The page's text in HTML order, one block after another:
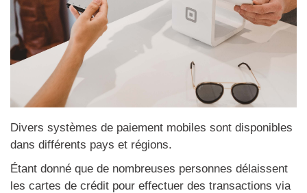
Divers systèmes de paiement mobiles sont disponibles
dans différents pays et régions.
Étant donné que de nombreuses personnes délaissent
les cartes de crédit pour effectuer des transactions via